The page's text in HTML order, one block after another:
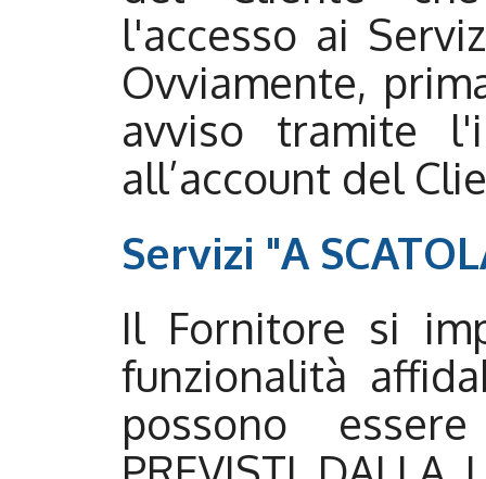
l'accesso ai
Ovviamente,
avviso tramite
all’account del
Servizi "A
Il Fornitore si
funzionalità
possono